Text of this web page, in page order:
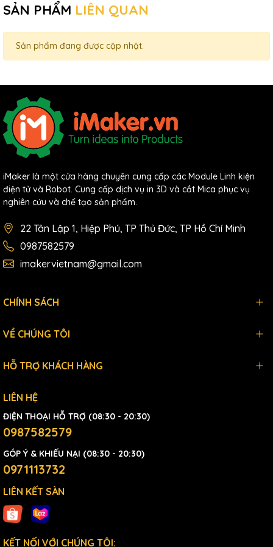
SẢN PHẨM LIÊN QUAN
Sản phẩm đang được cập nhật.
iMaker là một cửa hàng chuyên cung cấp các Module Linh kiện
điện tử và Robot. Cung cấp dịch vụ in 3D và cắt Mica phục vụ
nghiên cứu và chế tạo sản phẩm.
22 Tân Lập 1, Hiệp Phú, TP Thủ Đức, TP Hồ Chí Minh
0987582579
imakervietnam@gmail.com
CHÍNH SÁCH
VỀ CHÚNG TÔI
HỖ TRỢ KHÁCH HÀNG
LIÊN HỆ
ĐIỆN THOẠI HỖ TRỢ (08:30 - 20:30)
0987582579
GÓP Ý & KHIẾU NẠI (08:30 - 20:30)
0971113732
LIÊN KẾT SÀN
KẾT NỐI VỚI CHÚNG TÔI: